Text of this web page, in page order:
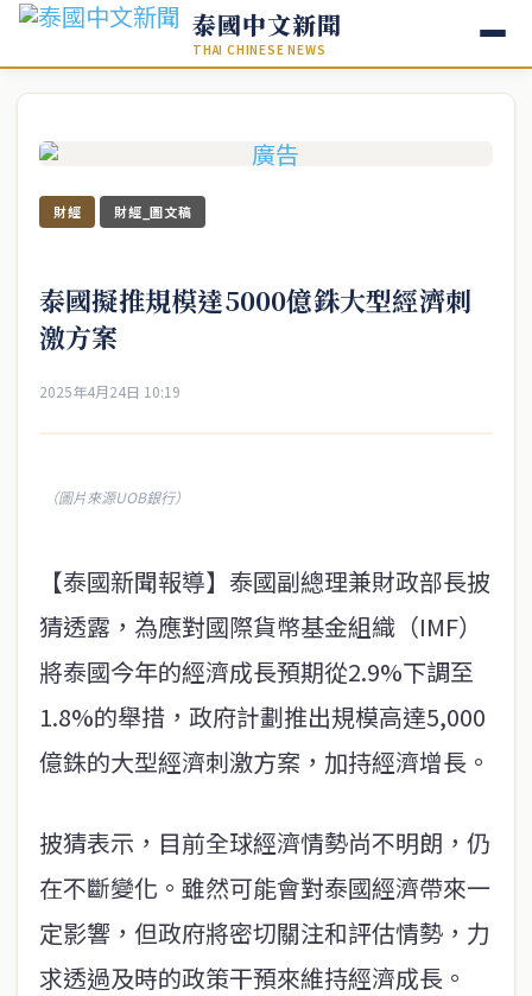
泰國中文新聞
THAI CHINESE NEWS
財經 財經_圖文稿
泰國擬推規模達5000億銖大型經濟刺
激方案
2025年4月24日 10:19
（圖片來源UOB銀行）
【泰國新聞報導】泰國副總理兼財政部長披
猜透露，為應對國際貨幣基金組織（IMF）
將泰國今年的經濟成長預期從2.9%下調至
1.8%的舉措，政府計劃推出規模高達5,000
億銖的大型經濟刺激方案，加持經濟增長。
披猜表示，目前全球經濟情勢尚不明朗，仍
在不斷變化。雖然可能會對泰國經濟帶來一
定影響，但政府將密切關注和評估情勢，力
求透過及時的政策干預來維持經濟成長。